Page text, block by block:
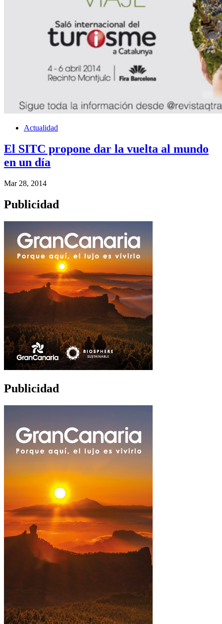
Actualidad
El SITC propone dar la vuelta al mundo
en un día
Mar 28, 2014
Publicidad
Publicidad